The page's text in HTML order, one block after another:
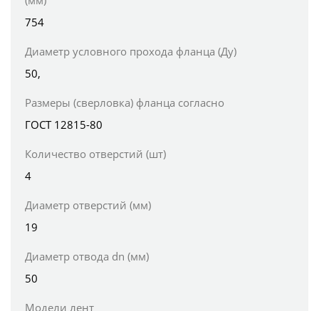
754
Диаметр условного прохода фланца (Ду)
50,
Размеры (сверловка) фланца согласно
ГОСТ 12815-80
Количество отверстий (шт)
4
Диаметр отверстий (мм)
19
Диаметр отвода dn (мм)
50
Модели лент